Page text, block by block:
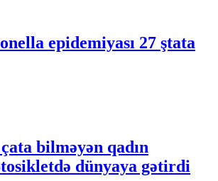
epidemiyası 27 ştata
bilməyən qadın
dünyaya gətirdi